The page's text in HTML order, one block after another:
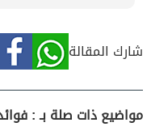
شارك المقالة
مواضيع ذات صلة بـ :